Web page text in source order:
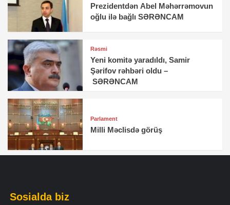
Prezidentdən Abel Məhərrəmovun
oğlu ilə bağlı SƏRƏNCAM
Rəsmi
Yeni komitə yaradıldı, Samir
Şərifov rəhbəri oldu –
SƏRƏNCAM
Parlament
Milli Məclisdə görüş
Sosialda biz